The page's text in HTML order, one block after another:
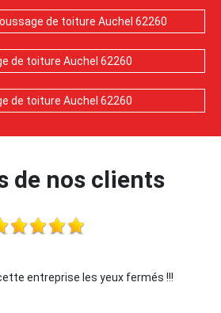
de toiture Auchel 62260
de toiture Auchel 62260
de toiture Auchel 62260
de nos clients
entreprise les yeux fermés !!!